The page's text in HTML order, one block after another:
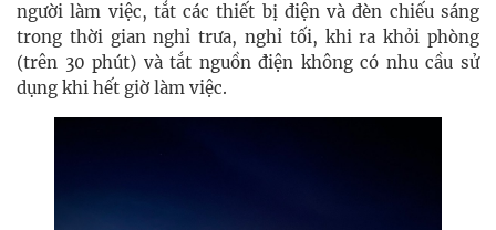
người làm việc, tắt các thiết bị điện và đèn chiếu sáng
trong thời gian nghỉ trưa, nghỉ tối, khi ra khỏi phòng
(trên 30 phút) và tắt nguồn điện không có nhu cầu sử
dụng khi hết giờ làm việc.